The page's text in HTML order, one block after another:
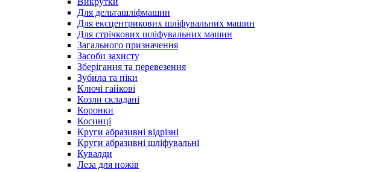
Для дельташліфмашин
Для ексцентрикових шліфувальних машин
Для стрічкових шліфувальних машин
Загального призначення
Засоби захисту
Зберігання та перевезення
Зубила та піки
Ключі гайкові
Козли складані
Коронки
Косинці
Круги абразивні відрізні
Круги абразивні шліфувальні
Кувалди
Леза для ножів